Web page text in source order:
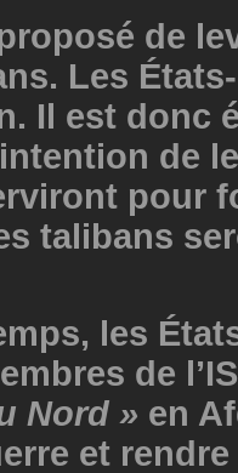
de
Les
Il est donc
de
pour
talibans
les
de
Nord » en
et